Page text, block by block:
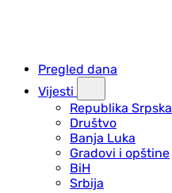
Pregled dana
Vijesti
Republika Srpska
Društvo
Banja Luka
Gradovi i opštine
BiH
Srbija